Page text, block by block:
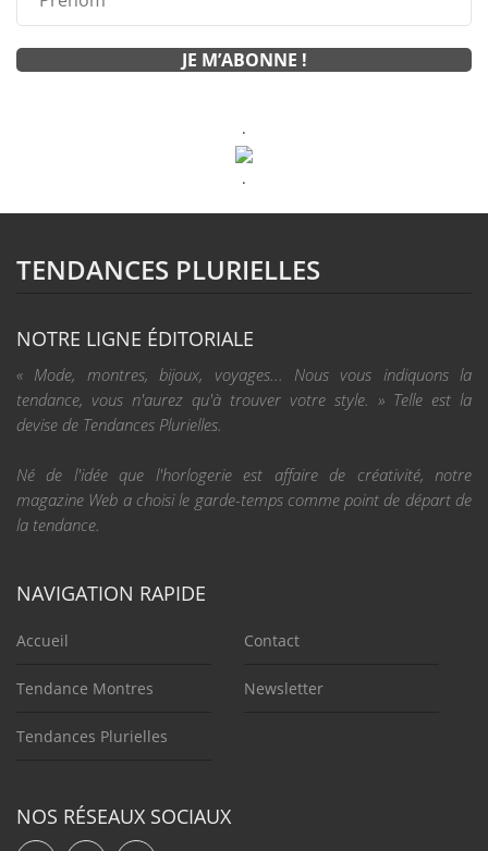
.
.
TENDANCES PLURIELLES
NOTRE LIGNE ÉDITORIALE
« Mode, montres, bijoux, voyages... Nous vous indiquons la
tendance, vous n'aurez qu'à trouver votre style. » Telle est la
devise de Tendances Plurielles.
Né de l'idée que l'horlogerie est affaire de créativité, notre
magazine Web a choisi le garde-temps comme point de départ de
la tendance.
NAVIGATION RAPIDE
Accueil
Tendance Montres
Tendances Plurielles
Contact
Newsletter
NOS RÉSEAUX SOCIAUX